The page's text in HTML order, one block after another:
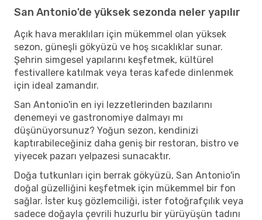
San Antonio'de yüksek sezonda neler yapılır
Açık hava meraklıları için mükemmel olan yüksek
sezon, güneşli gökyüzü ve hoş sıcaklıklar sunar.
Şehrin simgesel yapılarını keşfetmek, kültürel
festivallere katılmak veya teras kafede dinlenmek
için ideal zamandır.
San Antonio'in en iyi lezzetlerinden bazılarını
denemeyi ve gastronomiye dalmayı mı
düşünüyorsunuz? Yoğun sezon, kendinizi
kaptırabileceğiniz daha geniş bir restoran, bistro ve
yiyecek pazarı yelpazesi sunacaktır.
Doğa tutkunları için berrak gökyüzü, San Antonio'in
doğal güzelliğini keşfetmek için mükemmel bir fon
sağlar. İster kuş gözlemciliği, ister fotoğrafçılık veya
sadece doğayla çevrili huzurlu bir yürüyüşün tadını